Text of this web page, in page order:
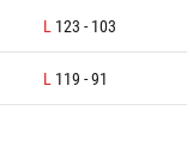
L 123 - 103
L 119 -91